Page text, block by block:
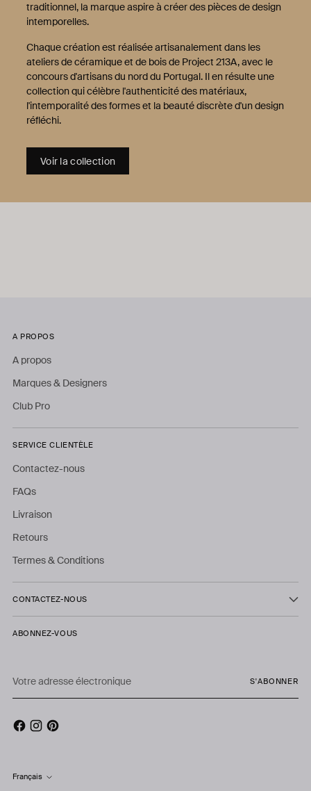
traditionnel, la marque aspire à créer des pièces de design
intemporelles.
Chaque création est réalisée artisanalement dans les
ateliers de céramique et de bois de Project 213A, avec le
concours d'artisans du nord du Portugal. Il en résulte une
collection qui célèbre l'authenticité des matériaux,
l'intemporalité des formes et la beauté discrète d'un design
réfléchi.
Voir la collection
A PROPOS
A propos
Marques & Designers
Club Pro
SERVICE CLIENTÈLE
Contactez-nous
FAQs
Livraison
Retours
Termes & Conditions
CONTACTEZ-NOUS
ABONNEZ-VOUS
adresse
électronique
S'ABONNER
Langue
Français